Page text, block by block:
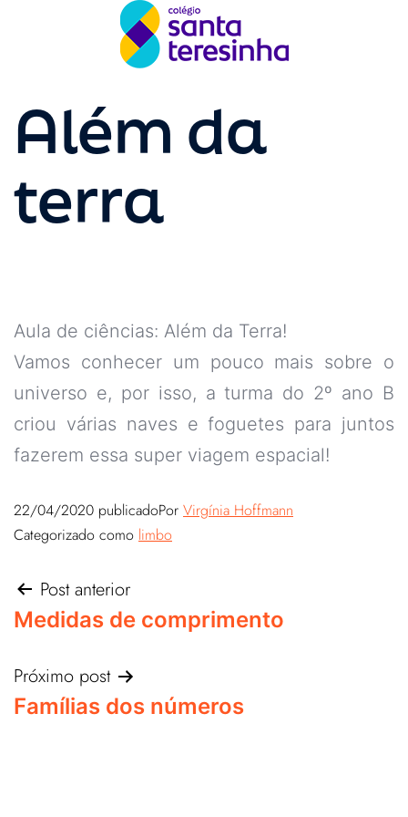
Além da
terra
Aula de ciências: Além da Terra!
Vamos conhecer um pouco mais sobre o
universo e, por isso, a turma do 2º ano B
criou várias naves e foguetes para juntos
fazerem essa super viagem espacial!
22/04/2020 publicadoPor Virgínia Hoffmann
Categorizado como limbo
Post anterior
Medidas de comprimento
Próximo post
Famílias dos números